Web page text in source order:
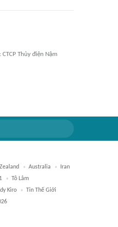
Thủy điện Nậm
Australia
Iran
Tô Lâm
Kiro
Tin Thế Giới